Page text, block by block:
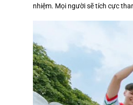
nhiệm. Mọi người sẽ tích cực